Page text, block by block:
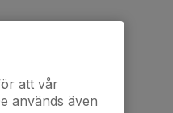
att vår
används även